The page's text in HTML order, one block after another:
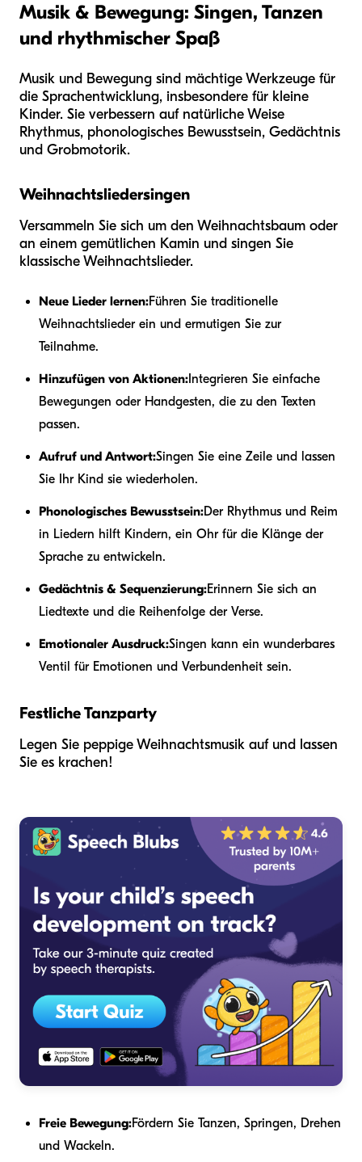
Musik & Bewegung: Singen, Tanzen
und rhythmischer Spaß
Musik und Bewegung sind mächtige Werkzeuge für
die Sprachentwicklung, insbesondere für kleine
Kinder. Sie verbessern auf natürliche Weise
Rhythmus, phonologisches Bewusstsein, Gedächtnis
und Grobmotorik.
Weihnachtsliedersingen
Versammeln Sie sich um den Weihnachtsbaum oder
an einem gemütlichen Kamin und singen Sie
klassische Weihnachtslieder.
Neue Lieder lernen:Führen Sie traditionelle
Weihnachtslieder ein und ermutigen Sie zur
Teilnahme.
Hinzufügen von Aktionen: Integrieren Sie einfache
Bewegungen oder Handgesten, die zu den Texten
passen.
Aufruf und Antwort:Singen Sie eine Zeile und lassen
Sie Ihr Kind sie wiederholen.
Phonologisches Bewusstsein:Der Rhythmus und Reim
in Liedern hilft Kindern, ein Ohr für die Klänge der
Sprache zu entwickeln.
Gedächtnis & Sequenzierung:Erinnern Sie sich an
Liedtexte und die Reihenfolge der Verse.
Emotionaler Ausdruck:Singen kann ein wunderbares
Ventil für Emotionen und Verbundenheit sein.
Festliche Tanzparty
Legen Sie peppige Weihnachtsmusik auf und lassen
Sie es krachen!
Freie Bewegung:Fördern Sie Tanzen, Springen, Drehen
und Wackeln.